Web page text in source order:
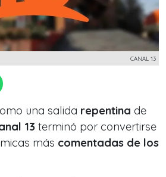
CANAL 13
una salida repentina de
13 terminó por convertirse
más comentadas de los